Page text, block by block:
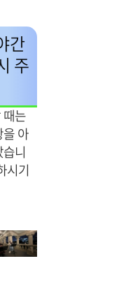
간
주
때는
아
니
시기